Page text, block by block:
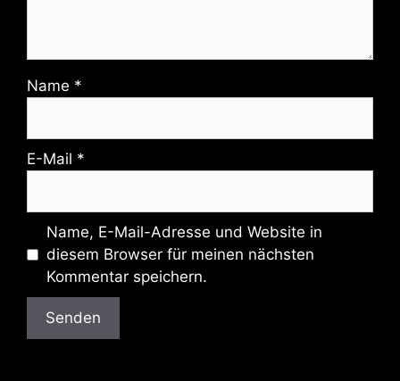
Name *
E-Mail *
Name, E-Mail-Adresse und Website in
diesem Browser für meinen nächsten
Kommentar speichern.